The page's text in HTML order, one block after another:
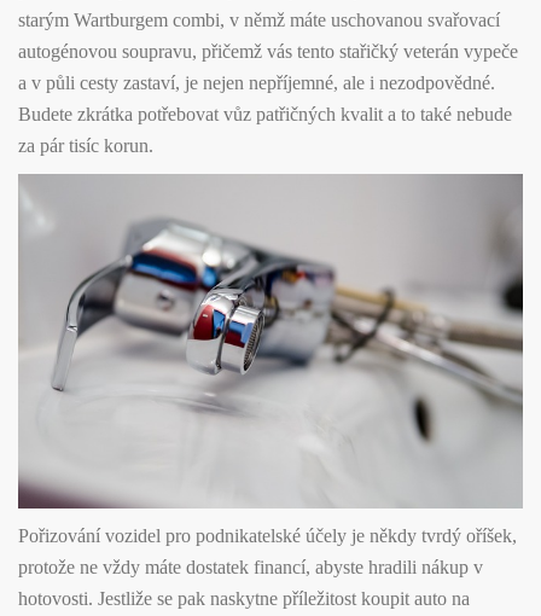
starým Wartburgem combi, v němž máte uschovanou svařovací
autogénovou soupravu, přičemž vás tento stařičký veterán vypeče
a v půli cesty zastaví, je nejen nepříjemné, ale i nezodpovědné.
Budete zkrátka potřebovat vůz patřičných kvalit a to také nebude
za pár tisíc korun.
Pořizování vozidel pro podnikatelské účely je někdy tvrdý oříšek,
protože ne vždy máte dostatek financí, abyste hradili nákup v
hotovosti. Jestliže se pak naskytne příležitost koupit auto na